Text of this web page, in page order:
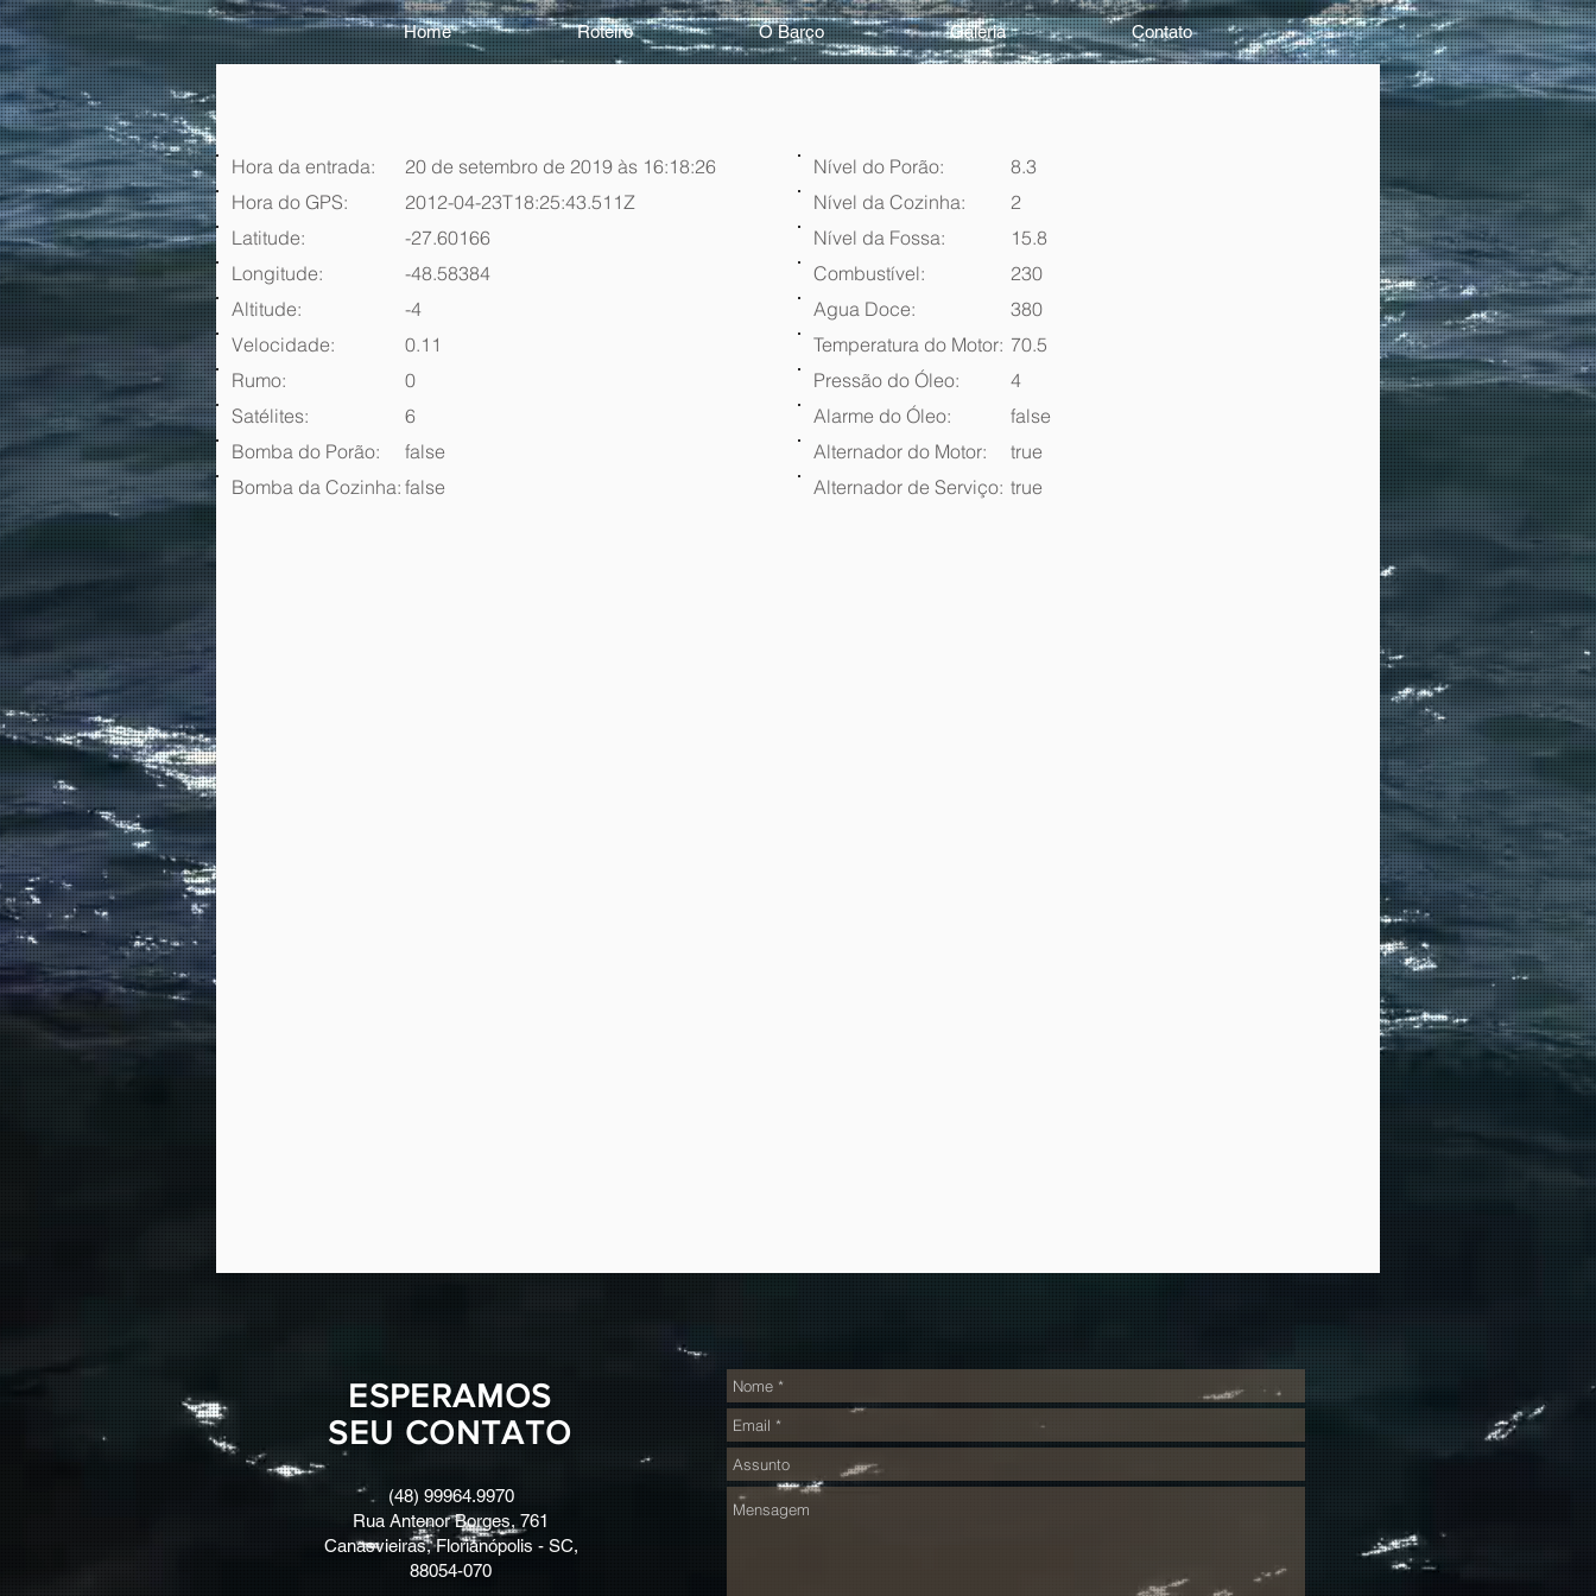
Home Roteiro O Barco Galeria Contato
Hora da entrada:
20 de setembro de 2019 às 16:18:26
Hora do GPS:
2012-04-23T18:25:43.511Z
Latitude:
-27.60166
Longitude:
-48.58384
Altitude:
-4
Velocidade:
0.11
Rumo:
0
Satélites:
6
Bomba do Porão:
false
Bomba da Cozinha: false
Nível do Porão:
8.3
Nível da Cozinha:
2
Nível da Fossa:
15.8
Combustível:
230
Agua Doce:
380
Temperatura do Motor: 70.5
Pressão do Óleo:
4
Alarme do Óleo:
false
Alternador do Motor:
true
Alternador de Serviço: true
ESPERAMOS
SEU CONTATO
(48) 99964.9970
Rua Antenor Borges, 761
Canasvieiras, Florianópolis - SC,
88054-070